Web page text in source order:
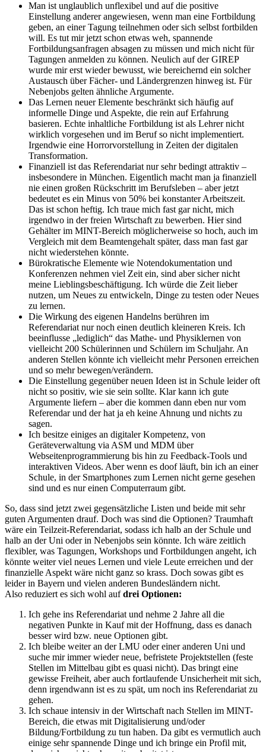
Man ist unglaublich unflexibel und auf die positive
Einstellung anderer angewiesen, wenn man eine Fortbildung
geben, an einer Tagung teilnehmen oder sich selbst fortbilden
will. Es tut mir jetzt schon etwas weh, spannende
Fortbildungsanfragen absagen zu müssen und mich nicht für
Tagungen anmelden zu können. Neulich auf der GIREP
wurde mir erst wieder bewusst, wie bereichernd ein solcher
Austausch über Fächer- und Ländergrenzen hinweg ist. Für
Nebenjobs gelten ähnliche Argumente.
Das Lernen neuer Elemente beschränkt sich häufig auf
informelle Dinge und Aspekte, die rein auf Erfahrung
basieren. Echte inhaltliche Fortbildung ist als Lehrer nicht
wirklich vorgesehen und im Beruf so nicht implementiert.
Irgendwie eine Horrorvorstellung in Zeiten der digitalen
Transformation.
Finanziell ist das Referendariat nur sehr bedingt attraktiv –
insbesondere in München. Eigentlich macht man ja finanziell
nie einen großen Rückschritt im Berufsleben – aber jetzt
bedeutet es ein Minus von 50% bei konstanter Arbeitszeit.
Das ist schon heftig. Ich traue mich fast gar nicht, mich
irgendwo in der freien Wirtschaft zu bewerben. Hier sind
Gehälter im MINT-Bereich möglicherweise so hoch, auch im
Vergleich mit dem Beamtengehalt später, dass man fast gar
nicht wiederstehen könnte.
Bürokratische Elemente wie Notendokumentation und
Konferenzen nehmen viel Zeit ein, sind aber sicher nicht
meine Lieblingsbeschäftigung. Ich würde die Zeit lieber
nutzen, um Neues zu entwickeln, Dinge zu testen oder Neues
zu lernen.
Die Wirkung des eigenen Handelns berühren im
Referendariat nur noch einen deutlich kleineren Kreis. Ich
beeinflusse „lediglich“ das Mathe- und Physiklernen von
vielleicht 200 Schülerinnen und Schülern im Schuljahr. An
anderen Stellen könnte ich vielleicht mehr Personen erreichen
und so mehr bewegen/verändern.
Die Einstellung gegenüber neuen Ideen ist in Schule leider oft
nicht so positiv, wie sie sein sollte. Klar kann ich gute
Argumente liefern – aber die kommen dann eben nur vom
Referendar und der hat ja eh keine Ahnung und nichts zu
sagen.
Ich besitze einiges an digitaler Kompetenz, von
Geräteverwaltung via ASM und MDM über
Webseitenprogrammierung bis hin zu Feedback-Tools und
interaktiven Videos. Aber wenn es doof läuft, bin ich an einer
Schule, in der Smartphones zum Lernen nicht gerne gesehen
sind und es nur einen Computerraum gibt.
So, dass sind jetzt zwei gegensätzliche Listen und beide mit sehr
guten Argumenten drauf. Doch was sind die Optionen? Traumhaft
wäre ein Teilzeit-Referendariat, sodass ich halb an der Schule und
halb an der Uni oder in Nebenjobs sein könnte. Ich wäre zeitlich
flexibler, was Tagungen, Workshops und Fortbildungen angeht, ich
könnte weiter viel neues Lernen und viele Leute erreichen und der
finanzielle Aspekt wäre nicht ganz so krass. Doch sowas gibt es
leider in Bayern und vielen anderen Bundesländern nicht.
Also reduziert es sich wohl aufdrei Optionen:
Ich gehe ins Referendariat und nehme 2 Jahre all die
negativen Punkte in Kauf mit der Hoffnung, dass es danach
besser wird bzw. neue Optionen gibt.
Ich bleibe weiter an der LMU oder einer anderen Uni und
suche mir immer wieder neue, befristete Projektstellen (feste
Stellen im Mittelbau gibt es quasi nicht). Das bringt eine
gewisse Freiheit, aber auch fortlaufende Unsicherheit mit sich,
denn irgendwann ist es zu spät, um noch ins Referendariat zu
gehen.
Ich schaue intensiv in der Wirtschaft nach Stellen im MINT-
Bereich, die etwas mit Digitalisierung und/oder
Bildung/Fortbildung zu tun haben. Da gibt es vermutlich auch
einige sehr spannende Dinge und ich bringe ein Profil mit,